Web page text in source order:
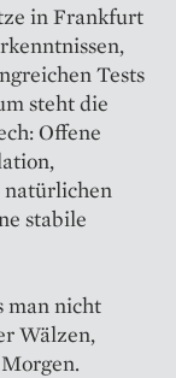
in Frankfurt
Tests
steht die
Offene
natürlichen
stabile
man nicht
Wälzen,